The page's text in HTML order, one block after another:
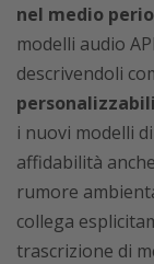
nel medio
modelli audio
descrivendoli
i nuovi modelli
affidabilità
rumore
collega
trascrizione di